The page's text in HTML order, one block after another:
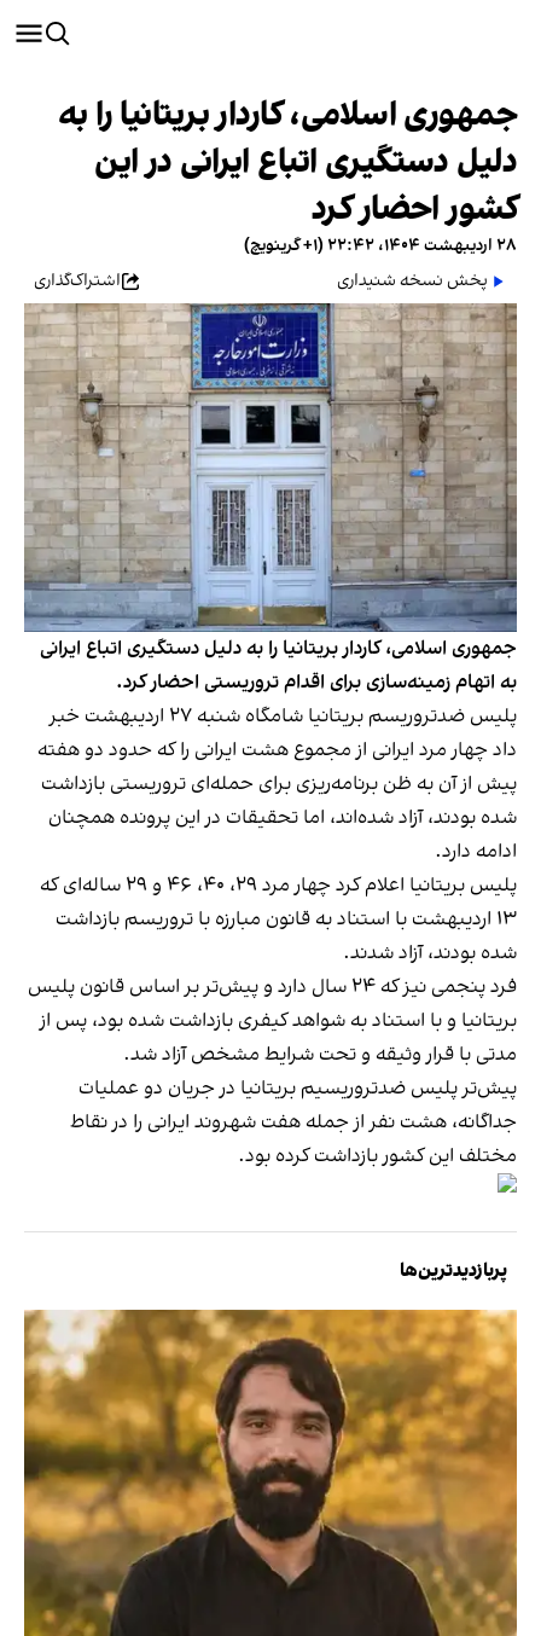
جمهوری اسلامی، کاردار بریتانیا را به
دلیل دستگیری اتباع ایرانی در این
کشور احضار کرد
۲۸ اردیبهشت ۱۴۰۴، ۲۲:۴۲ (‎+۱ گرینویچ)
پخش نسخه شنیداری
اشتراک‌گذاری
جمهوری اسلامی، کاردار بریتانیا را به دلیل دستگیری اتباع ایرانی
به اتهام زمینه‌سازی برای اقدام تروریستی احضار کرد.
پلیس ضدتروریسم بریتانیا شامگاه شنبه ۲۷ اردیبهشت خبر
داد چهار مرد ایرانی از مجموع هشت ایرانی را که حدود دو هفته
پیش از آن به ظن برنامه‌ریزی برای حمله‌ای تروریستی بازداشت
شده بودند، آزاد شده‌اند، اما تحقیقات در این پرونده همچنان
ادامه دارد.
پلیس بریتانیا اعلام کرد چهار مرد ۲۹، ۴۰، ۴۶ و ۲۹ ساله‌ای که
۱۳ اردیبهشت با استناد به قانون مبارزه با تروریسم بازداشت
شده بودند، آزاد شدند.
فرد پنجمی نیز که ۲۴ سال دارد و پیش‌تر بر اساس قانون پلیس
بریتانیا و با استناد به شواهد کیفری بازداشت شده بود، پس از
مدتی با قرار وثیقه و تحت شرایط مشخص آزاد شد.
پیش‌تر پلیس ضدتروریسیم بریتانیا در جریان دو عملیات
جداگانه، هشت نفر از جمله هفت شهروند ایرانی را در نقاط
مختلف این کشور بازداشت کرده بود.
پربازدیدترین‌ها